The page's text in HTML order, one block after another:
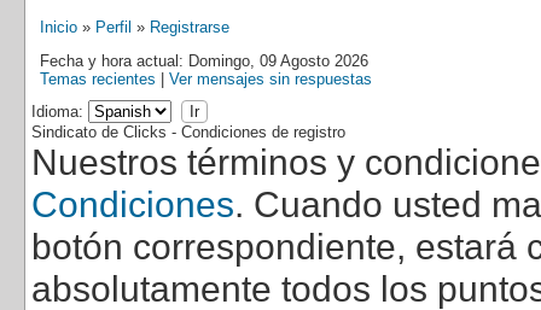
Inicio » Perfil » Registrarse
Fecha y hora actual: Domingo, 09 Agosto 2026
Temas recientes
Ver mensajes sin respuestas
Idioma:
Sindicato de Clicks - Condiciones de registro
Nuestros términos y
Condiciones. Cuando usted
botón correspondiente, estará
absolutamente todos los